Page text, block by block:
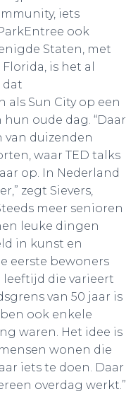
iets
ook
Staten, met
is het al
dat
Sun City op een
oude dag. “Daar
duizenden
waar TED talks
op. In Nederland
zegt Sievers,
meer senioren
leuke dingen
in kunst en
eerste bewoners
die varieert
van 50 jaar is
ook enkele
waren. Het idee is
wonen die
iets te doen. Daar
overdag werkt.”